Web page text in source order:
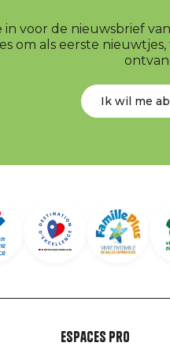
in voor de nieuwsbrief
om als eerste
Ik wil me
Espaces Pro